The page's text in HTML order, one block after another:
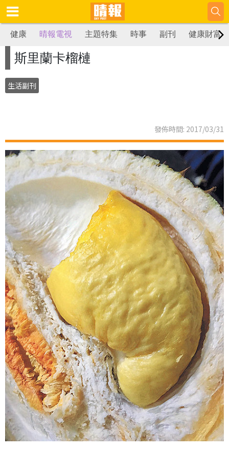
健康 晴報電視 主題特集 時事 副刊 健康財富
斯里蘭卡榴槤
生活副刊
發佈時間: 2017/03/31